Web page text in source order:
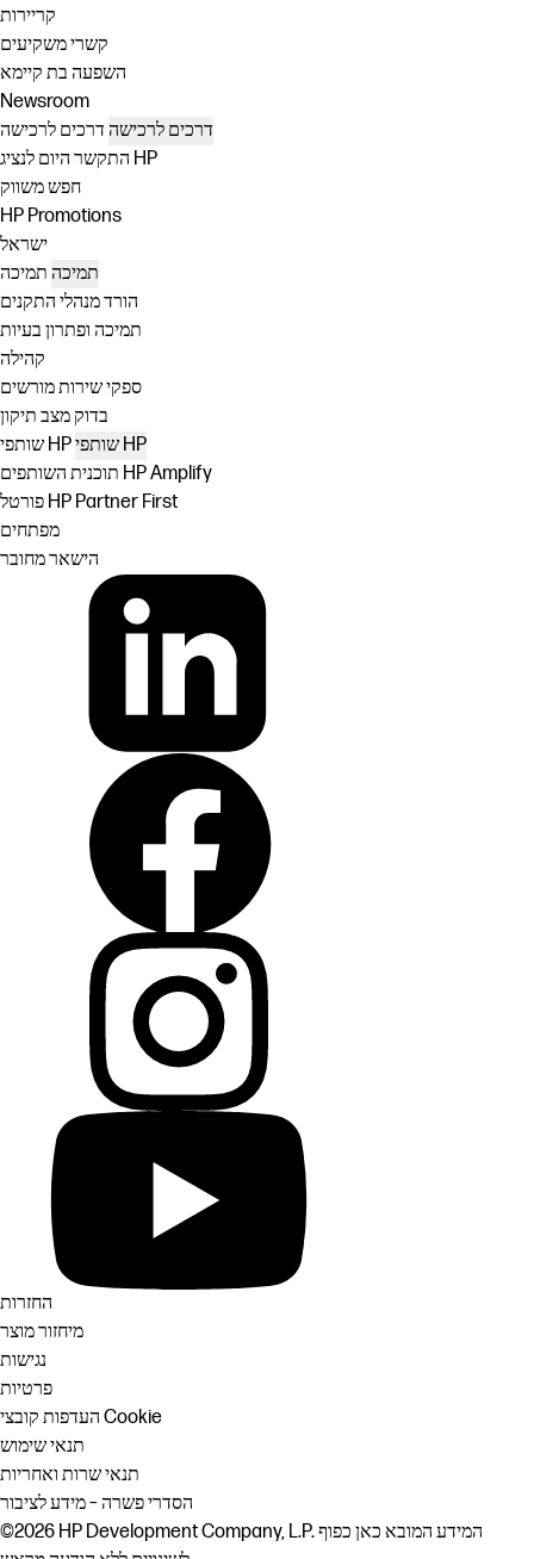
קריירות
קשרי משקיעים
השפעה בת קיימא
Newsroom
דרכים לרכישה
התקשר היום לנציג HP
חפש משווק
HP Promotions
ישראל
תמיכה
הורד מנהלי התקנים
תמיכה ופתרון בעיות
קהילה
ספקי שירות מורשים
בדוק מצב תיקון
שותפי HP
שותפי HP
תוכנית השותפים HP Amplify
פורטל HP Partner First
מפתחים
הישאר מחובר
החזרות
מיחזור מוצר
נגישות
פרטיות
העדפות קובצי Cookie
תנאי שימוש
תנאי שרות ואחריות
הסדרי פשרה – מידע לציבור
©2026 HP Development Company, L.P.‎ המידע המובא כאן כפוף